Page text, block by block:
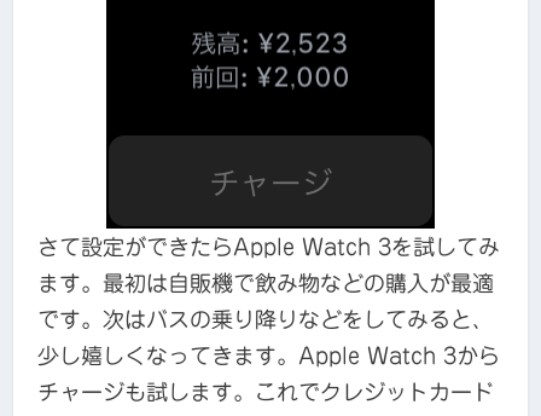
さて設定ができたらApple Watch 3を試してみ
ます。最初は自販機で飲み物などの購入が最適
です。次はバスの乗り降りなどをしてみると、
少し嬉しくなってきます。Apple Watch 3から
チャージも試します。これでクレジットカード